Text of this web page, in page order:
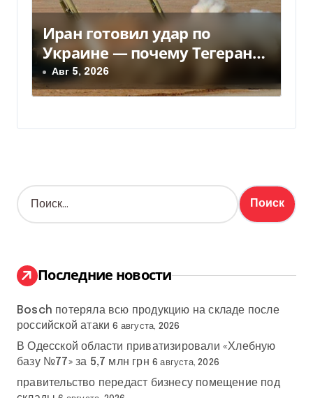
Иран готовил удар по
Украине — почему Тегеран
передумал
Авг 5, 2026
Н
а
:
Последние новости
Bosch потеряла всю продукцию на складе после
российской атаки 6 августа, 2026
В Одесской области приватизировали «Хлебную
базу №77» за 5,7 млн грн 6 августа, 2026
правительство передаст бизнесу помещение под